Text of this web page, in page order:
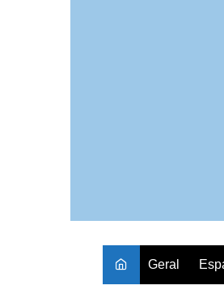
Geral